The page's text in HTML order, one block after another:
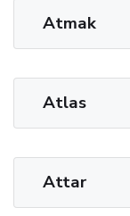
Atmak
Atlas
Attar